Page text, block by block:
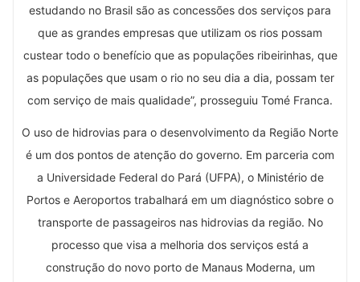
estudando no Brasil são as concessões dos serviços para
que as grandes empresas que utilizam os rios possam
custear todo o benefício que as populações ribeirinhas, que
as populações que usam o rio no seu dia a dia, possam ter
com serviço de mais qualidade”, prosseguiu Tomé Franca.
O uso de hidrovias para o desenvolvimento da Região Norte
é um dos pontos de atenção do governo. Em parceria com
a Universidade Federal do Pará (UFPA), o Ministério de
Portos e Aeroportos trabalhará em um diagnóstico sobre o
transporte de passageiros nas hidrovias da região. No
processo que visa a melhoria dos serviços está a
construção do novo porto de Manaus Moderna, um